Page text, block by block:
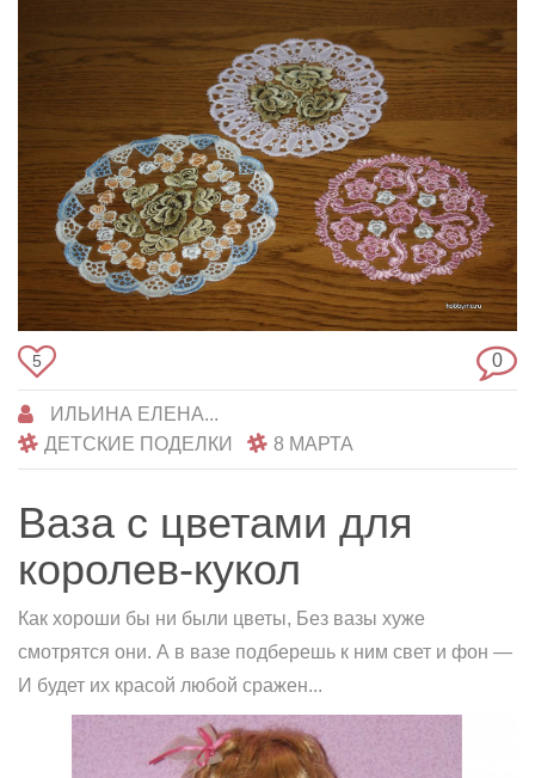
5 0
ИЛЬИНА ЕЛЕНА...
ДЕТСКИЕ ПОДЕЛКИ
8 МАРТА
Ваза с цветами для
королев-кукол
Как хороши бы ни были цветы, Без вазы хуже
смотрятся они. А в вазе подберешь к ним свет и фон —
И будет их красой любой сражен...